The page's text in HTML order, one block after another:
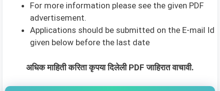
For more information please see the given PDF
advertisement.
Applications should be submitted on the E-mail Id
given below before the last date
अधिक माहिती करिता कृपया दिलेली PDF जाहिरात वाचावी.